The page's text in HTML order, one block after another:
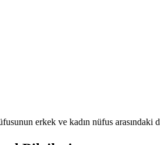
erkek ve kadın nüfus arasındaki